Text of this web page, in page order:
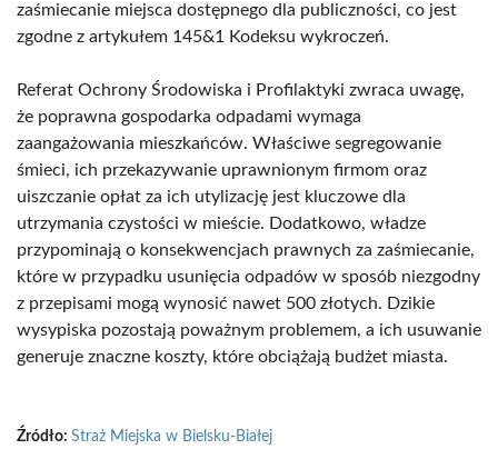
zaśmiecanie miejsca dostępnego dla publiczności, co jest
zgodne z artykułem 145&1 Kodeksu wykroczeń.
Referat Ochrony Środowiska i Profilaktyki zwraca uwagę,
że poprawna gospodarka odpadami wymaga
zaangażowania mieszkańców. Właściwe segregowanie
śmieci, ich przekazywanie uprawnionym firmom oraz
uiszczanie opłat za ich utylizację jest kluczowe dla
utrzymania czystości w mieście. Dodatkowo, władze
przypominają o konsekwencjach prawnych za zaśmiecanie,
które w przypadku usunięcia odpadów w sposób niezgodny
z przepisami mogą wynosić nawet 500 złotych. Dzikie
wysypiska pozostają poważnym problemem, a ich usuwanie
generuje znaczne koszty, które obciążają budżet miasta.
Źródło: Straż Miejska w Bielsku-Białej